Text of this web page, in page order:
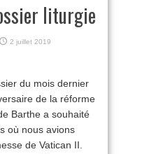
liturgie
2 juillet 2019
du mois dernier
de la réforme
Barthe a souhaité
où nous avions
de Vatican II.